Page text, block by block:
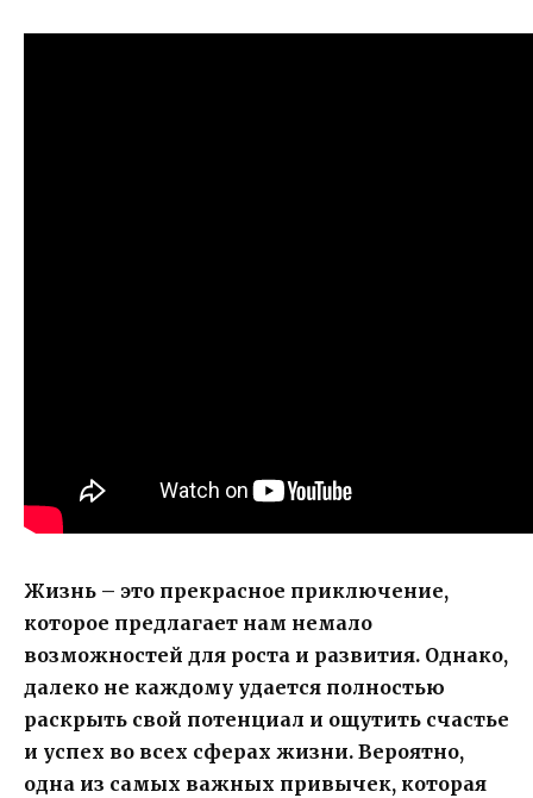
Жизнь – это прекрасное приключение,
которое предлагает нам немало
возможностей для роста и развития. Однако,
далеко не каждому удается полностью
раскрыть свой потенциал и ощутить счастье
и успех во всех сферах жизни. Вероятно,
одна из самых важных привычек, которая